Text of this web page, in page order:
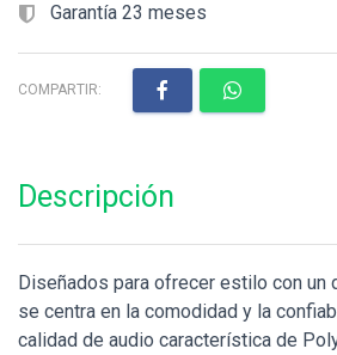
Garantía 23 meses
COMPARTIR:
Descripción
Diseñados para ofrecer estilo con un
se centra en la comodidad y la
calidad de audio característica de